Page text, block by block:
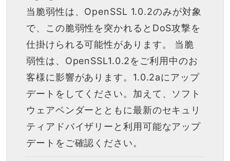
当脆弱性は、OpenSSL 1.0.2のみが対象
で、この脆弱性を突かれるとDoS攻撃を
仕掛けられる可能性があります。 当脆
弱性は、OpenSSL1.0.2をご利用中のお
客様に影響があります。1.0.2aにアップ
デートをしてください。加えて、ソフト
ウェアベンダーとともに最新のセキュリ
ティアドバイザリーと利用可能なアップ
デートをご確認ください。